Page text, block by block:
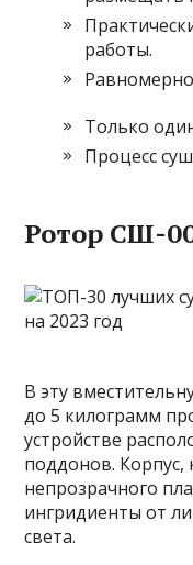
работы.
Равномерно
Только
Процесс
Ротор СШ-
В эту
до 5 килограмм
устройстве
поддонов. Корпус,
непрозрачного
ингридиенты от
света.